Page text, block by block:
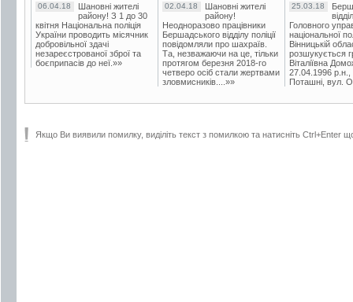
06.04.18
Шановні жителі
району! З 1 до 30
квітня Національна поліція
України проводить місячник
добровільної здачі
незареєстрованої зброї та
боєприпасів до неї.»»
02.04.18
Шановні жителі
району!
Неодноразово працівники
Бершадського відділу поліції
повідомляли про шахраїв.
Та, незважаючи на це, тільки
протягом березня 2018-го
четверо осіб стали жертвами
зловмисників....»»
25.03.18
Головного
національної
Вінницькій
розшукується
Віталіївна
27.04.1996 р.н.,
Поташні, вул.
Якщо Ви виявили помилку, виділіть текст з помилкою та натисніть Ctrl+Enter